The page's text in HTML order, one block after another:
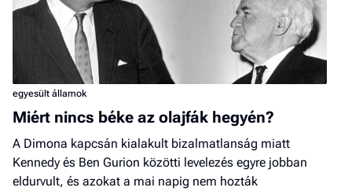
egyesült államok
Miért nincs béke az olajfák hegyén?
A Dimona kapcsán kialakult bizalmatlanság miatt
Kennedy és Ben Gurion közötti levelezés egyre jobban
eldurvult, és azokat a mai napig nem hozták